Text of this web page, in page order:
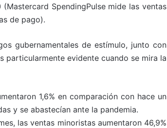
SpendingPulse mide las ventas
de pago).
gubernamentales de estímulo, junto con
particularmente evidente cuando se mira la
1,6% en comparación con hace un
y se abastecían ante la pandemia.
las ventas minoristas aumentaron 46,9%